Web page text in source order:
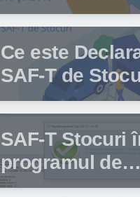
programul de
facturare
Ce este
SAF-T de
cine trebuie să
depună această
declarație?
SAF-T Stocuri
programul de
facturare și